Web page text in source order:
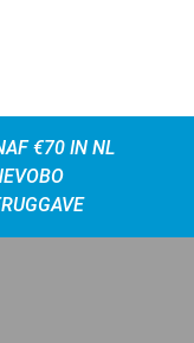
€70 IN NL